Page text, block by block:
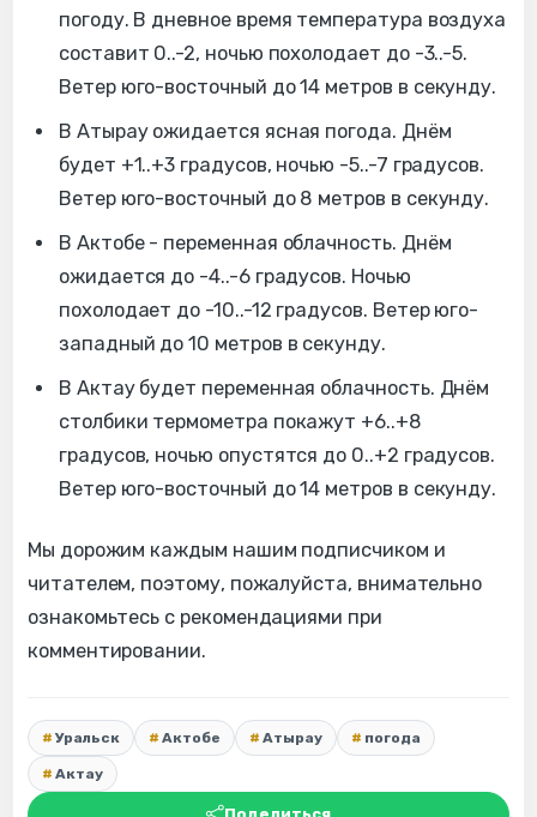
погоду. В дневное время температура воздуха
составит 0..-2, ночью похолодает до -3..-5.
Ветер юго-восточный до 14 метров в секунду.
В Атырау ожидается ясная погода. Днём
будет +1..+3 градусов, ночью -5..-7 градусов.
Ветер юго-восточный до 8 метров в секунду.
В Актобе - переменная облачность. Днём
ожидается до -4..-6 градусов. Ночью
похолодает до -10..-12 градусов. Ветер юго-
западный до 10 метров в секунду.
В Актау будет переменная облачность. Днём
столбики термометра покажут +6..+8
градусов, ночью опустятся до 0..+2 градусов.
Ветер юго-восточный до 14 метров в секунду.
Мы дорожим каждым нашим подписчиком и
читателем, поэтому, пожалуйста, внимательно
ознакомьтесь с рекомендациями при
комментировании.
Уральск Актобе Атырау погода
Актау